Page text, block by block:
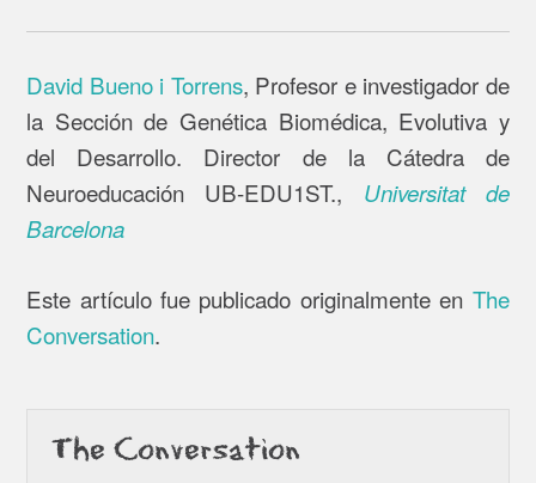
David Bueno i Torrens, Profesor e investigador de
la Sección de Genética Biomédica, Evolutiva y
del Desarrollo. Director de la Cátedra de
Neuroeducación UB-EDU1ST., Universitat de
Barcelona
Este artículo fue publicado originalmente en The
Conversation.
The Conversation